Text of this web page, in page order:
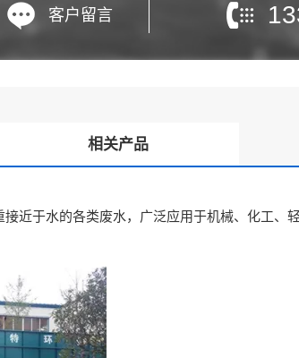
客户留言
相关产品
近于水的各类废水，广泛应用于机械、化工、